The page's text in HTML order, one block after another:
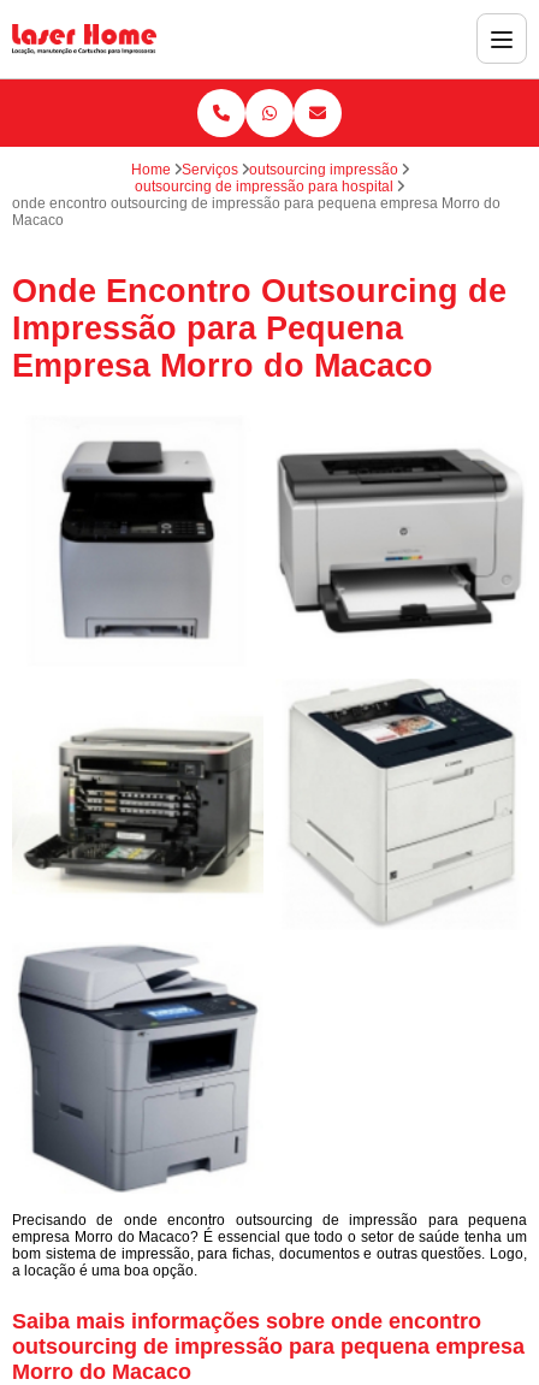
Home Serviços
outsourcing impressão
outsourcing de impressão para hospital
onde encontro outsourcing de impressão para pequena empresa Morro do
Macaco
Onde Encontro Outsourcing de
Impressão para Pequena
Empresa Morro do Macaco
Precisando de onde encontro outsourcing de impressão para pequena
empresa Morro do Macaco? É essencial que todo o setor de saúde tenha um
bom sistema de impressão, para fichas, documentos e outras questões. Logo,
a locação é uma boa opção.
Saiba mais informações sobre onde encontro
outsourcing de impressão para pequena empresa
Morro do Macaco